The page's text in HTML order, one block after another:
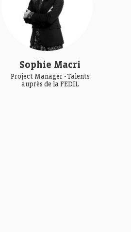
Sophie Macri
Project Manager - Talents
auprès de la FEDIL